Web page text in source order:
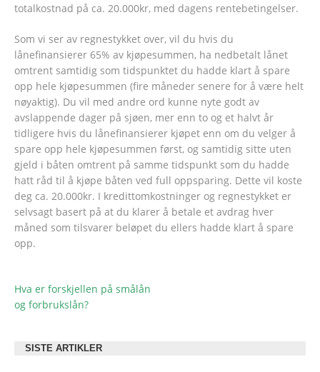
totalkostnad på ca. 20.000kr, med dagens rentebetingelser.
Som vi ser av regnestykket over, vil du hvis du
lånefinansierer 65% av kjøpesummen, ha nedbetalt lånet
omtrent samtidig som tidspunktet du hadde klart å spare
opp hele kjøpesummen (fire måneder senere for å være helt
nøyaktig). Du vil med andre ord kunne nyte godt av
avslappende dager på sjøen, mer enn to og et halvt år
tidligere hvis du lånefinansierer kjøpet enn om du velger å
spare opp hele kjøpesummen først, og samtidig sitte uten
gjeld i båten omtrent på samme tidspunkt som du hadde
hatt råd til å kjøpe båten ved full oppsparing. Dette vil koste
deg ca. 20.000kr. I kredittomkostninger og regnestykket er
selvsagt basert på at du klarer å betale et avdrag hver
måned som tilsvarer beløpet du ellers hadde klart å spare
opp.
POST
NAVIGATION
Hva er forskjellen på smålån
og forbrukslån?
SISTE ARTIKLER